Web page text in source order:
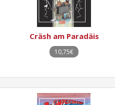
Cräsh am Paradäis
10,75€